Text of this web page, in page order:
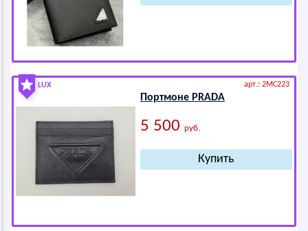
LUX арт.: 2MC223
Портмоне РRАDА
5 500 руб.